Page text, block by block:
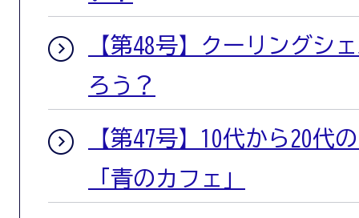
【第48号】クーリングシ
ろう？
【第47号】10代から20代
「青のカフェ」